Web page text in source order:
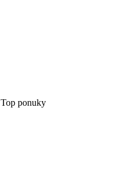
Top ponuky